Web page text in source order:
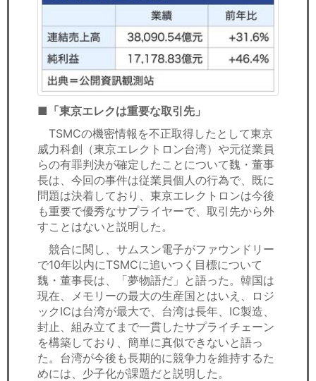
■「東京エレクは重要な取引先」
TSMCの機密情報を不正取得したとして東京
威力科創（東京エレクトロン台湾）や元従業員
らの有罪判決が確定したことについて魏・董事
長は、今回の事件は従業員個人の行為で、既に
問題は決着しており、東京エレクトロンは今後
も重要で優秀なサプライヤーで、取引先から外
すことはないと説明した。
競合に関し、サムスン電子がファウンドリー
で10年以内にTSMCに追いつく目標について
魏・董事長は、「夢物語だ」と語った。韓国は
現在、メモリーの最大の生産国とはいえ、ロジ
ックICは台湾が最大で、台湾は長年、IC製造、
封止、組み立てまで一貫したサプライチェーン
を構築しており、簡単に真似できないと語っ
た。台湾が今後も長期的に競争力を維持するた
めには、少子化が課題だと説明した。